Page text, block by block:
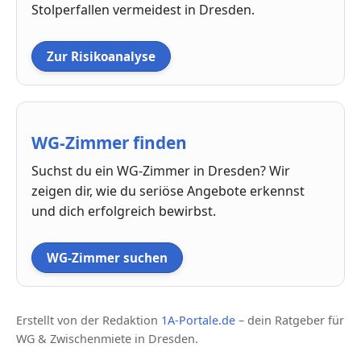
Stolperfallen vermeidest in Dresden.
Zur Risikoanalyse
WG-Zimmer finden
Suchst du ein WG-Zimmer in Dresden? Wir
zeigen dir, wie du seriöse Angebote erkennst
und dich erfolgreich bewirbst.
WG-Zimmer suchen
Erstellt von der Redaktion 1A-Portale.de – dein Ratgeber für
WG & Zwischenmiete in Dresden.